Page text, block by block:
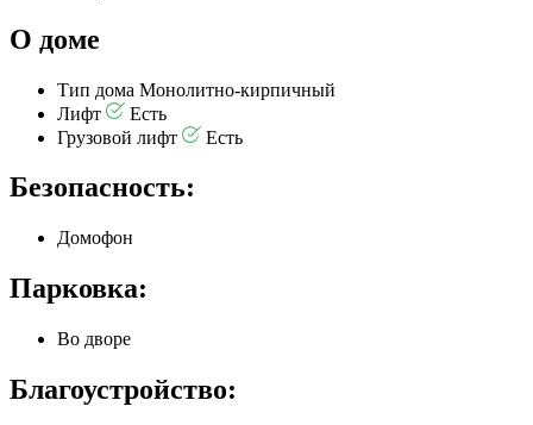
О доме
Тип дома Монолитно-кирпичный
Лифт
Есть
Грузовой лифт
Есть
Безопасность:
Домофон
Парковка:
Во дворе
Благоустройство: